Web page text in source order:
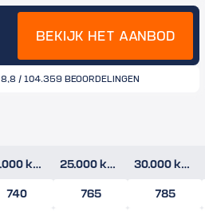
BEKIJK HET AANBOD
8,8 / 104.359 BEOORDELINGEN
20.000 km/jr 25.000 km/jr 30.000 km/jr
740 765 785